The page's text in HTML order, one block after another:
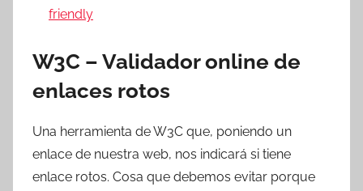
friendly
W3C – Validador online de
enlaces rotos
Una herramienta de W3C que, poniendo un
enlace de nuestra web, nos indicará si tiene
enlace rotos. Cosa que debemos evitar porque